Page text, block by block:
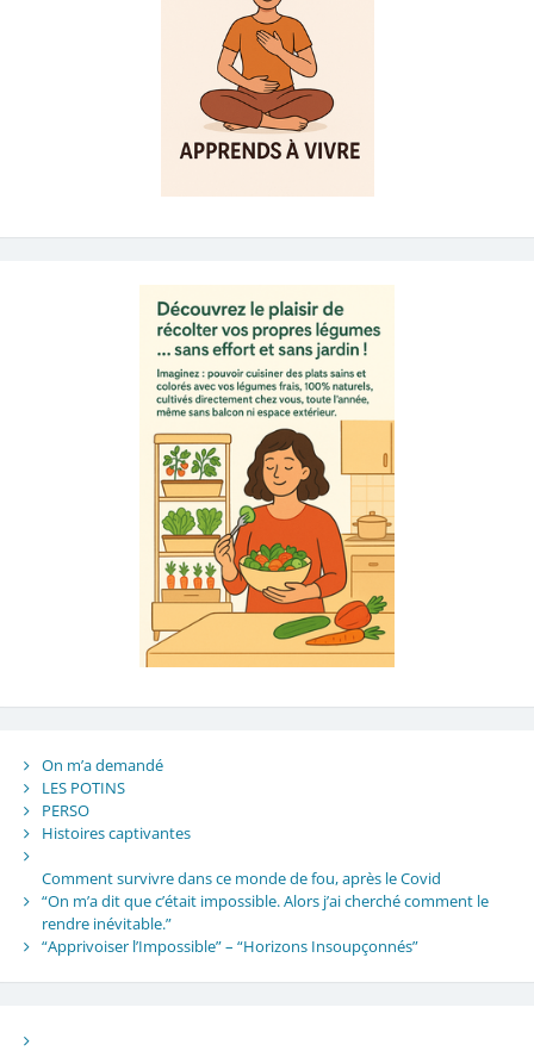
On m’a demandé
LES POTINS
PERSO
Histoires captivantes
Comment survivre dans ce monde de fou, après le Covid
“On m’a dit que c’était impossible. Alors j’ai cherché comment le
rendre inévitable.”
“Apprivoiser l’Impossible” – “Horizons Insoupçonnés”